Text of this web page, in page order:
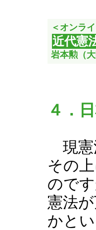
＜オンラ
近代憲
岩本勲（
４．
現憲
その
ので
憲法
かと